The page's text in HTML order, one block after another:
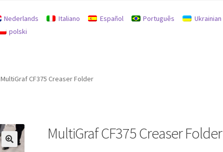
Nederlands Italiano Español Português Ukrainian
polski
MultiGraf CF375 Creaser Folder
MultiGraf CF375 Creaser Folder